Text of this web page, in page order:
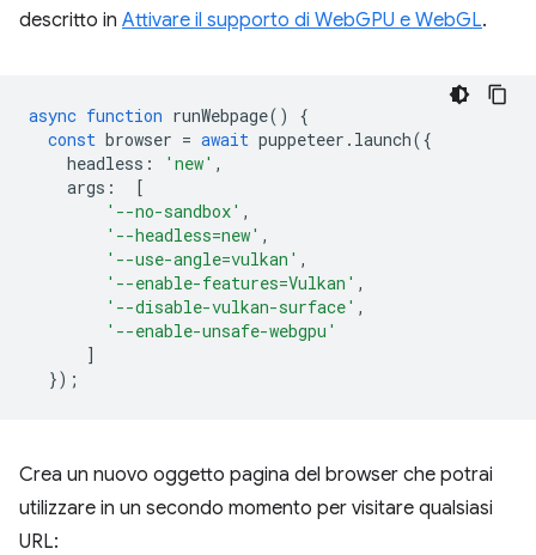
descritto in Attivare il supporto di WebGPU e WebGL.
async function runWebpage()
{
const browser = await puppeteer . launch({
headless : 'new' ,
args :
[
'--no-sandbox' ,
'--headless=new' ,
'--use-angle=vulkan' ,
'--enable-features=Vulkan' ,
'--disable-vulkan-surface' ,
'--enable-unsafe-webgpu'
]
});
Crea un nuovo oggetto pagina del browser che potrai
utilizzare in un secondo momento per visitare qualsiasi
URL: